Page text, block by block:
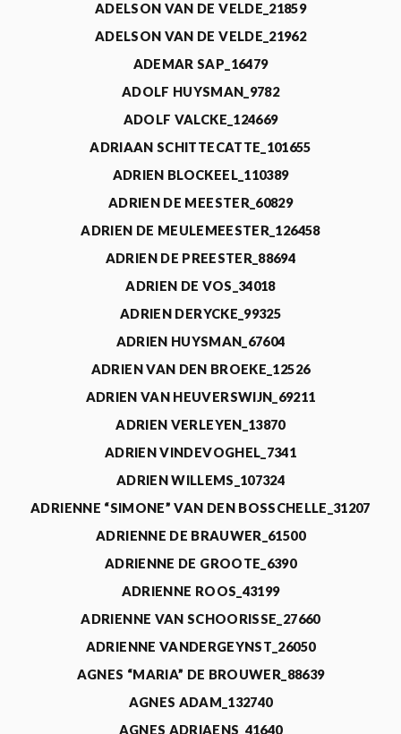
ADELSON VAN DE VELDE_21859
ADELSON VAN DE VELDE_21962
ADEMAR SAP_16479
ADOLF HUYSMAN_9782
ADOLF VALCKE_124669
ADRIAAN SCHITTECATTE_101655
ADRIEN BLOCKEEL_110389
ADRIEN DE MEESTER_60829
ADRIEN DE MEULEMEESTER_126458
ADRIEN DE PREESTER_88694
ADRIEN DE VOS_34018
ADRIEN DERYCKE_99325
ADRIEN HUYSMAN_67604
ADRIEN VAN DEN BROEKE_12526
ADRIEN VAN HEUVERSWIJN_69211
ADRIEN VERLEYEN_13870
ADRIEN VINDEVOGHEL_7341
ADRIEN WILLEMS_107324
ADRIENNE “SIMONE” VAN DEN BOSSCHELLE_31207
ADRIENNE DE BRAUWER_61500
ADRIENNE DE GROOTE_6390
ADRIENNE ROOS_43199
ADRIENNE VAN SCHOORISSE_27660
ADRIENNE VANDERGEYNST_26050
AGNES “MARIA” DE BROUWER_88639
AGNES ADAM_132740
AGNES ADRIAENS_41640